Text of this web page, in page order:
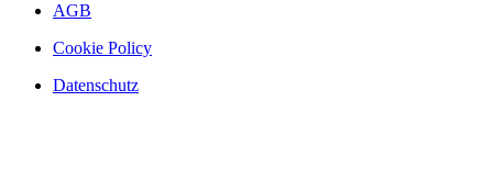
AGB
Cookie Policy
Datenschutz